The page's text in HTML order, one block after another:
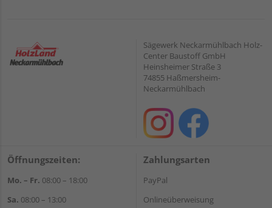
Sägewerk Neckarmühlbach Holz-
Center Baustoff GmbH
Heinsheimer Straße 3
74855 Haßmersheim-
Neckarmühlbach
Öffnungszeiten:
Mo. – Fr. 08:00 – 18:00
Sa. 08:00 – 13:00
Zahlungsarten
PayPal
Onlineüberweisung